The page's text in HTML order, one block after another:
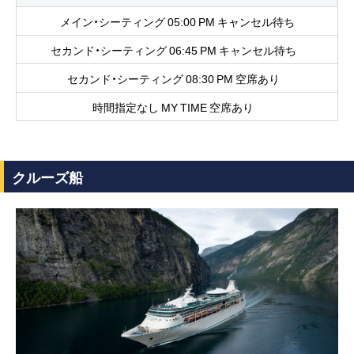
メイン・シーティング 05:00 PM キャンセル待ち
セカンド・シーティング 06:45 PM キャンセル待ち
セカンド・シーティング 08:30 PM 空席あり
時間指定なし MY TIME 空席あり
クルーズ船